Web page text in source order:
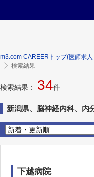
m3.com CAREERトップ(医師求
検索結果
検索結果： 34件
新潟県、脳神経内科、内
下越病院